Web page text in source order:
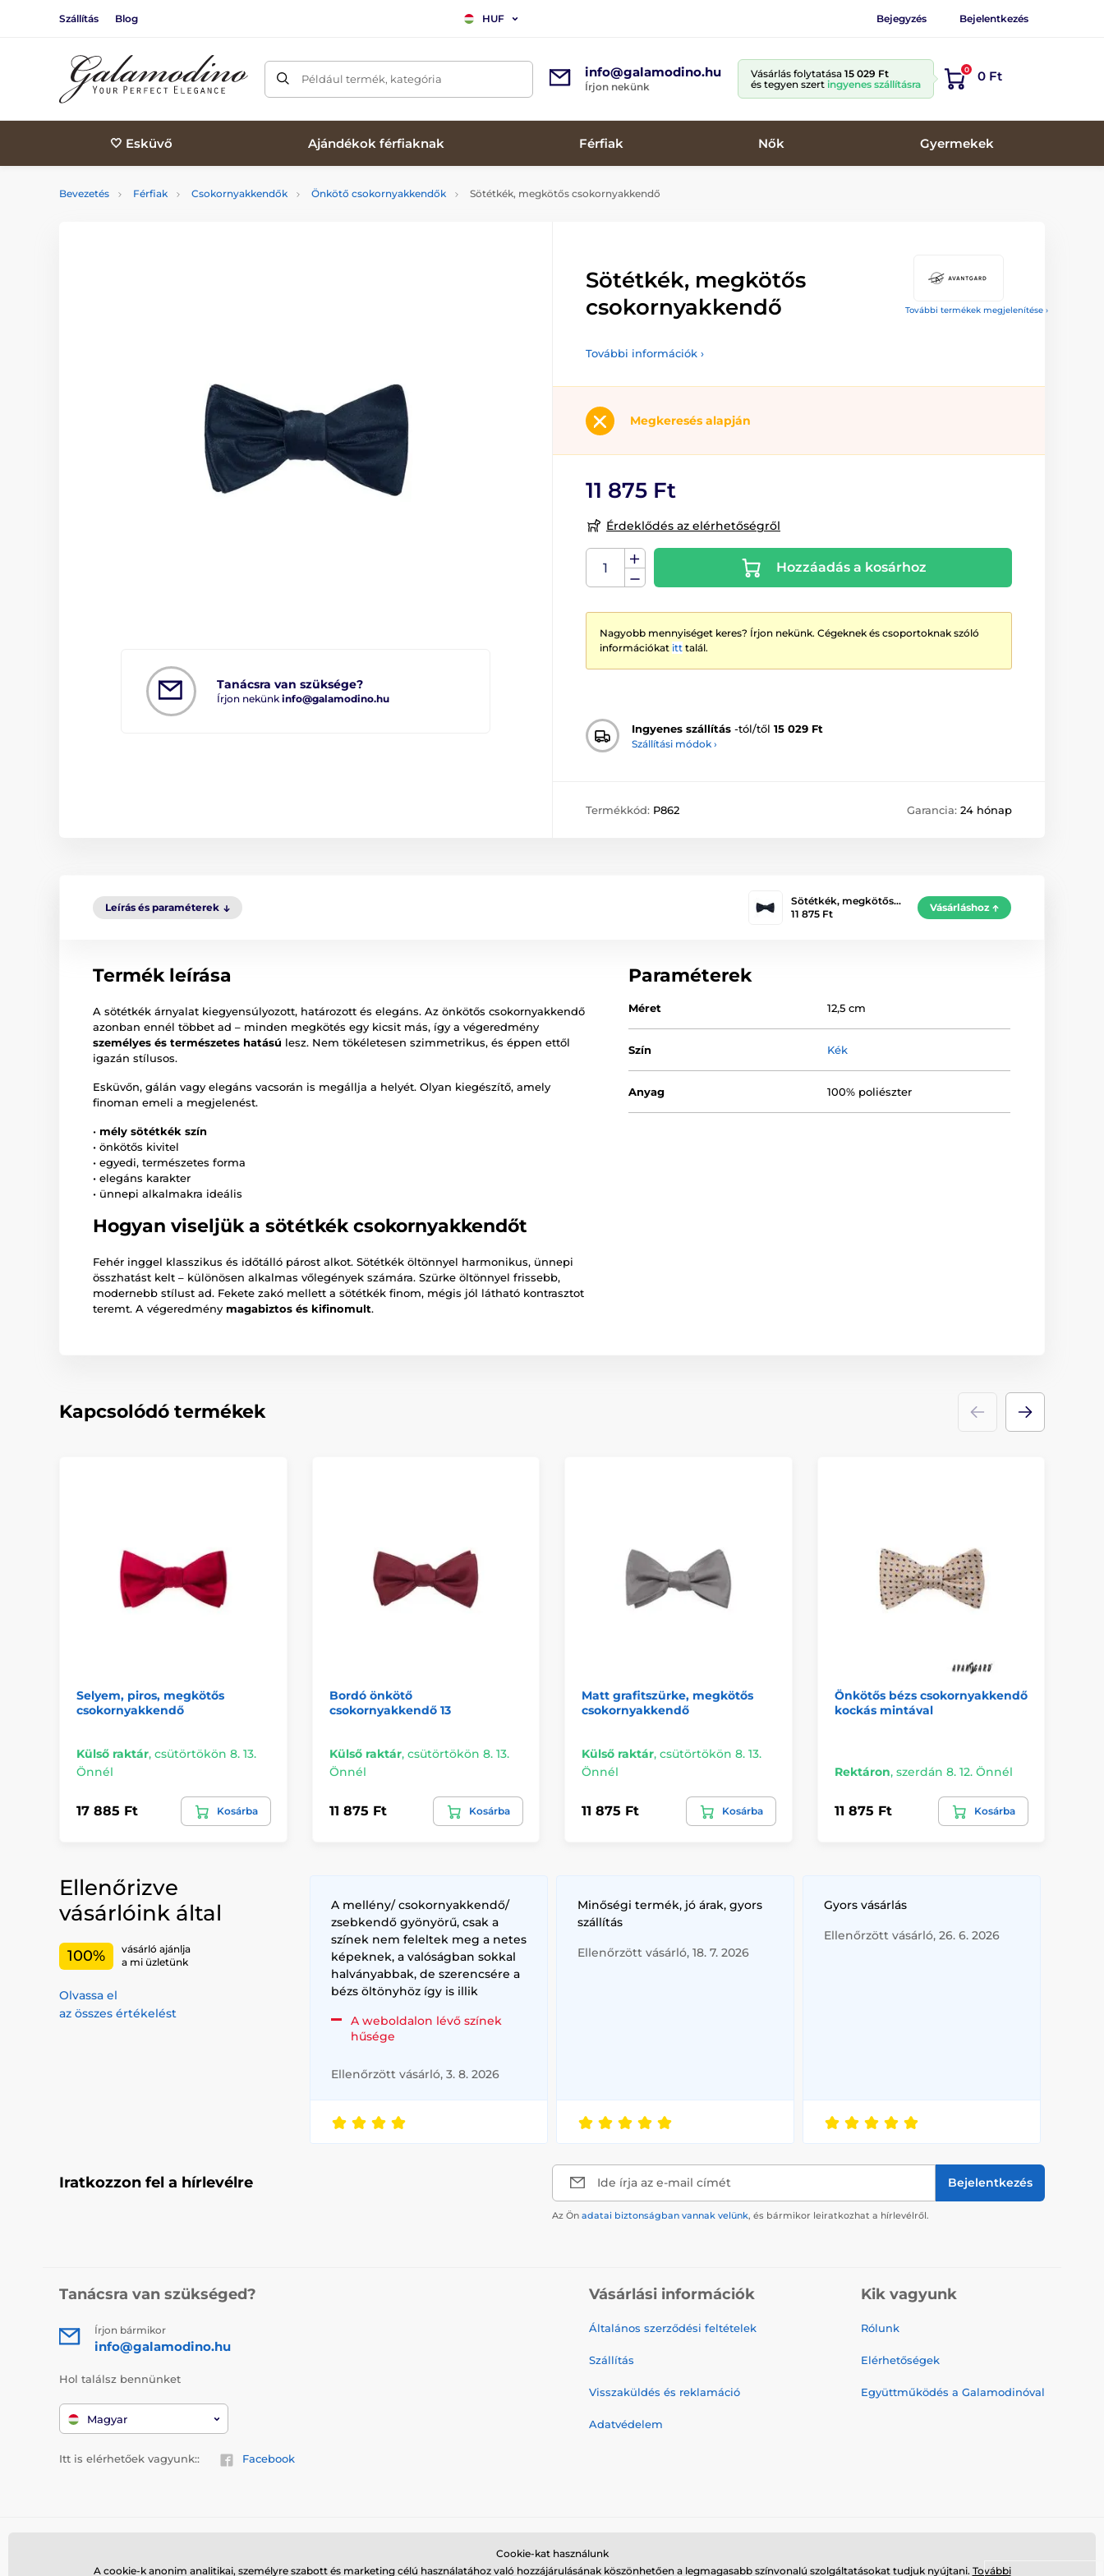
Szállítás Blog HUF Bejegyzés Bejelentkezés
Például termék, kategória info@galamodino.hu
Írjon nekünk
Vásárlás folytatása 15 029 Ft
és tegyen szert ingyenes szállításra
0 0 Ft
🤍 Esküvő Ajándékok férfiaknak Férfiak Nők Gyermekek
Bevezetés Férfiak Csokornyakkendők Önkötő csokornyakkendők Sötétkék, megkötős csokornyakkendő
További termékek megjelenítése ›
Tanácsra van szüksége?
Írjon nekünk info@galamodino.hu
Sötétkék, megkötős
csokornyakkendő
További információk ›
Megkeresés alapján
11 875 Ft
Érdeklődés az elérhetőségről
Hozzáadás a kosárhoz
Nagyobb mennyiséget keres? Írjon nekünk. Cégeknek és csoportoknak szóló
információkat itt talál.
Ingyenes szállítás -tól/től 15 029 Ft
Szállítási módok ›
Termékkód: P862 Garancia: 24 hónap
Leírás és paraméterek
Sötétkék, megkötős…
11 875 Ft
Vásárláshoz
Termék leírása
A sötétkék árnyalat kiegyensúlyozott, határozott és elegáns. Az önkötős csokornyakkendő
azonban ennél többet ad – minden megkötés egy kicsit más, így a végeredmény
személyes és természetes hatású lesz. Nem tökéletesen szimmetrikus, és éppen ettől
igazán stílusos.
Esküvőn, gálán vagy elegáns vacsorán is megállja a helyét. Olyan kiegészítő, amely
finoman emeli a megjelenést.
• mély sötétkék szín
• önkötős kivitel
• egyedi, természetes forma
• elegáns karakter
• ünnepi alkalmakra ideális
Hogyan viseljük a sötétkék csokornyakkendőt
Fehér inggel klasszikus és időtálló párost alkot. Sötétkék öltönnyel harmonikus, ünnepi
összhatást kelt – különösen alkalmas vőlegények számára. Szürke öltönnyel frissebb,
modernebb stílust ad. Fekete zakó mellett a sötétkék finom, mégis jól látható kontrasztot
teremt. A végeredmény magabiztos és kifinomult.
Paraméterek
Méret 12,5 cm
Szín Kék
Anyag 100% poliészter
Kapcsolódó termékek
Selyem, piros, megkötős
csokornyakkendő
Külső raktár, csütörtökön 8. 13.
Önnél
17 885 Ft Kosárba
Bordó önkötő
csokornyakkendő 13
Külső raktár, csütörtökön 8. 13.
Önnél
11 875 Ft Kosárba
Matt grafitszürke, megkötős
csokornyakkendő
Külső raktár, csütörtökön 8. 13.
Önnél
11 875 Ft Kosárba
Önkötős bézs csokornyakkendő
kockás mintával
Rektáron, szerdán 8. 12. Önnél
11 875 Ft Kosárba
Ellenőrizve
vásárlóink által
100%
vásárló ajánlja
a mi üzletünk
Olvassa el
az összes értékelést
A mellény/ csokornyakkendő/
zsebkendő gyönyörű, csak a
színek nem feleltek meg a netes
képeknek, a valóságban sokkal
halványabbak, de szerencsére a
bézs öltönyhöz így is illik
A weboldalon lévő színek
hűsége
Ellenőrzött vásárló, 3. 8. 2026
Minőségi termék, jó árak, gyors
szállítás
Ellenőrzött vásárló, 18. 7. 2026
Gyors vásárlás
Ellenőrzött vásárló, 26. 6. 2026
Iratkozzon fel a hírlevélre Ide írja az e-mail címét Bejelentkezés
Az Ön adatai biztonságban vannak velünk, és bármikor leiratkozhat a hírlevélről.
Tanácsra van szükséged?
Írjon bármikor
info@galamodino.hu
Hol találsz bennünket
Magyar
Itt is elérhetőek vagyunk:: Facebook
Vásárlási információk
Általános szerződési feltételek
Szállítás
Visszaküldés és reklamáció
Adatvédelem
Kik vagyunk
Rólunk
Elérhetőségek
Együttműködés a Galamodinóval
© 2026 www.galamodino.hu ⦁ Webshop szolgáltatónk a
Cookie-kat használunk
A cookie-k anonim analitikai, személyre szabott és marketing célú használatához való hozzájárulásának köszönhetően a legmagasabb színvonalú szolgáltatásokat tudjuk nyújtani. További